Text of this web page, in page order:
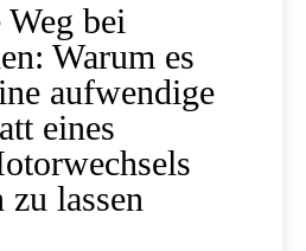
bei
Warum es
aufwendige
eines
lassen